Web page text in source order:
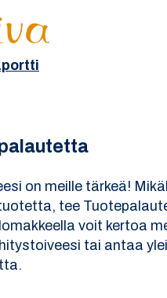
on meille tärkeä!
tee
voit kertoa
tai antaa